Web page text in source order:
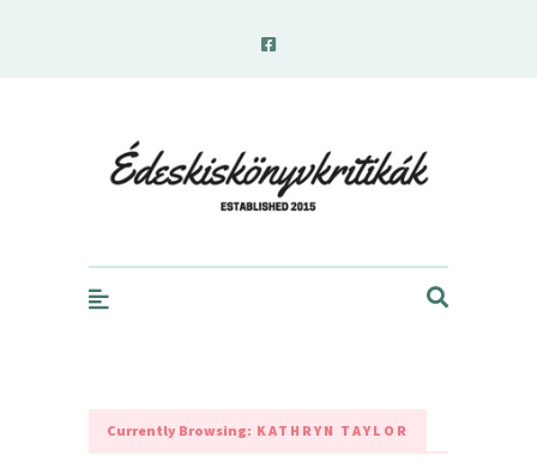
Currently Browsing: KATHRYN TAYLOR